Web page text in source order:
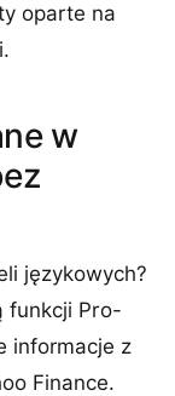
oparte na
w
językowych?
funkcji Pro-
informacje z
Finance.